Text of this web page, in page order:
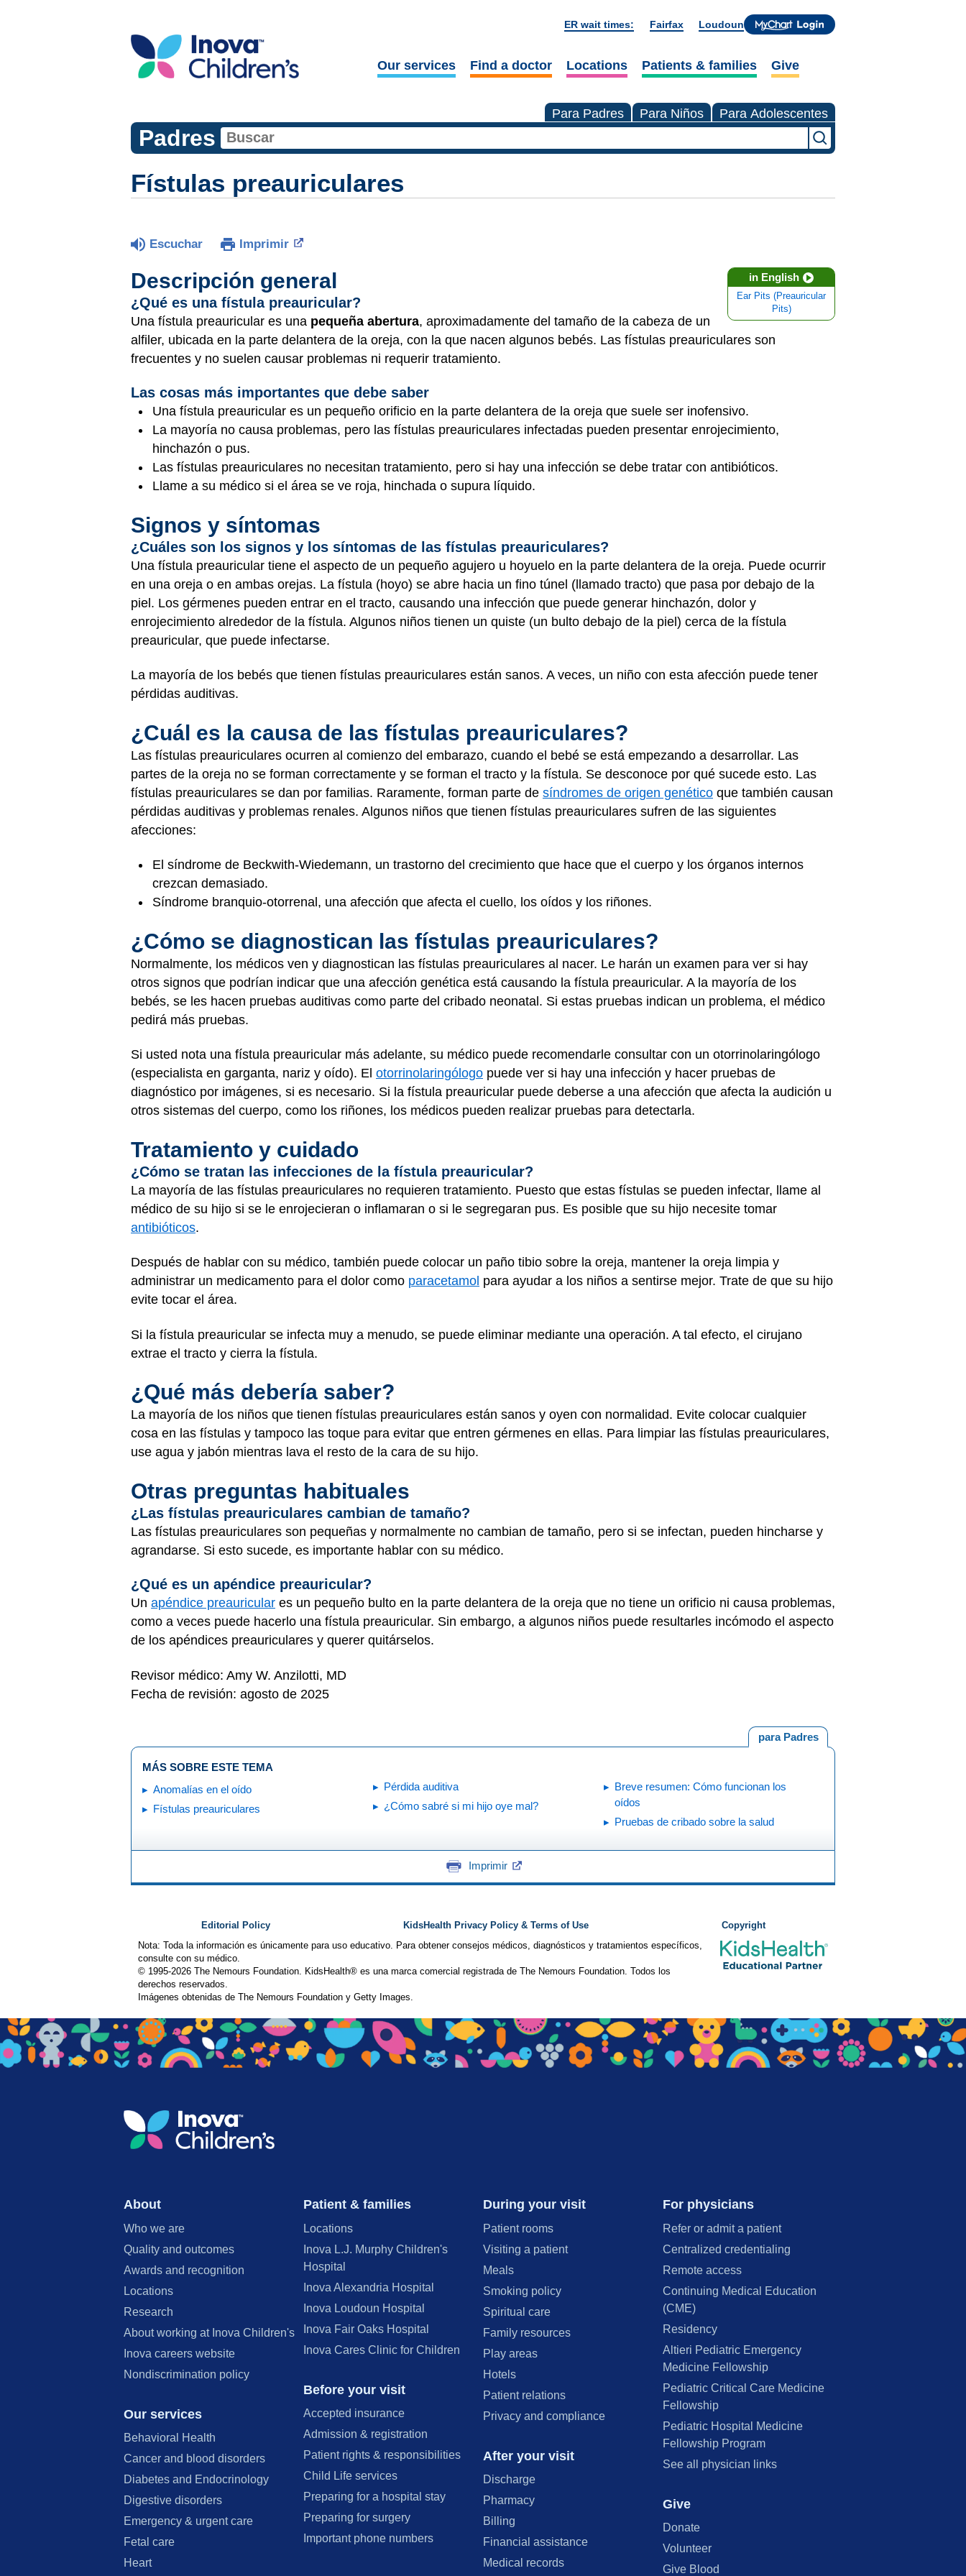
ER wait times: Fairfax Loudoun
Our services Find a doctor Locations Patients & families Give
Para Padres Para Niños Para Adolescentes
Padres
Fístulas preauriculares
Escuchar Imprimir
in English
Ear Pits (Preauricular
Pits)
Descripción general
¿Qué es una fístula preauricular?
Una fístula preauricular es una pequeña abertura, aproximadamente del tamaño de la cabeza de un
alfiler, ubicada en la parte delantera de la oreja, con la que nacen algunos bebés. Las fístulas preauriculares son
frecuentes y no suelen causar problemas ni requerir tratamiento.
Las cosas más importantes que debe saber
Una fístula preauricular es un pequeño orificio en la parte delantera de la oreja que suele ser inofensivo.
La mayoría no causa problemas, pero las fístulas preauriculares infectadas pueden presentar enrojecimiento,
hinchazón o pus.
Las fístulas preauriculares no necesitan tratamiento, pero si hay una infección se debe tratar con antibióticos.
Llame a su médico si el área se ve roja, hinchada o supura líquido.
Signos y síntomas
¿Cuáles son los signos y los síntomas de las fístulas preauriculares?
Una fístula preauricular tiene el aspecto de un pequeño agujero u hoyuelo en la parte delantera de la oreja. Puede ocurrir
en una oreja o en ambas orejas. La fístula (hoyo) se abre hacia un fino túnel (llamado tracto) que pasa por debajo de la
piel. Los gérmenes pueden entrar en el tracto, causando una infección que puede generar hinchazón, dolor y
enrojecimiento alrededor de la fístula. Algunos niños tienen un quiste (un bulto debajo de la piel) cerca de la fístula
preauricular, que puede infectarse.
La mayoría de los bebés que tienen fístulas preauriculares están sanos. A veces, un niño con esta afección puede tener
pérdidas auditivas.
¿Cuál es la causa de las fístulas preauriculares?
Las fístulas preauriculares ocurren al comienzo del embarazo, cuando el bebé se está empezando a desarrollar. Las
partes de la oreja no se forman correctamente y se forman el tracto y la fístula. Se desconoce por qué sucede esto. Las
fístulas preauriculares se dan por familias. Raramente, forman parte de síndromes de origen genético que también causan
pérdidas auditivas y problemas renales. Algunos niños que tienen fístulas preauriculares sufren de las siguientes
afecciones:
El síndrome de Beckwith-Wiedemann, un trastorno del crecimiento que hace que el cuerpo y los órganos internos
crezcan demasiado.
Síndrome branquio-otorrenal, una afección que afecta el cuello, los oídos y los riñones.
¿Cómo se diagnostican las fístulas preauriculares?
Normalmente, los médicos ven y diagnostican las fístulas preauriculares al nacer. Le harán un examen para ver si hay
otros signos que podrían indicar que una afección genética está causando la fístula preauricular. A la mayoría de los
bebés, se les hacen pruebas auditivas como parte del cribado neonatal. Si estas pruebas indican un problema, el médico
pedirá más pruebas.
Si usted nota una fístula preauricular más adelante, su médico puede recomendarle consultar con un otorrinolaringólogo
(especialista en garganta, nariz y oído). El otorrinolaringólogo puede ver si hay una infección y hacer pruebas de
diagnóstico por imágenes, si es necesario. Si la fístula preauricular puede deberse a una afección que afecta la audición u
otros sistemas del cuerpo, como los riñones, los médicos pueden realizar pruebas para detectarla.
Tratamiento y cuidado
¿Cómo se tratan las infecciones de la fístula preauricular?
La mayoría de las fístulas preauriculares no requieren tratamiento. Puesto que estas fístulas se pueden infectar, llame al
médico de su hijo si se le enrojecieran o inflamaran o si le segregaran pus. Es posible que su hijo necesite tomar
antibióticos.
Después de hablar con su médico, también puede colocar un paño tibio sobre la oreja, mantener la oreja limpia y
administrar un medicamento para el dolor como paracetamol para ayudar a los niños a sentirse mejor. Trate de que su hijo
evite tocar el área.
Si la fístula preauricular se infecta muy a menudo, se puede eliminar mediante una operación. A tal efecto, el cirujano
extrae el tracto y cierra la fístula.
¿Qué más debería saber?
La mayoría de los niños que tienen fístulas preauriculares están sanos y oyen con normalidad. Evite colocar cualquier
cosa en las fístulas y tampoco las toque para evitar que entren gérmenes en ellas. Para limpiar las fístulas preauriculares,
use agua y jabón mientras lava el resto de la cara de su hijo.
Otras preguntas habituales
¿Las fístulas preauriculares cambian de tamaño?
Las fístulas preauriculares son pequeñas y normalmente no cambian de tamaño, pero si se infectan, pueden hincharse y
agrandarse. Si esto sucede, es importante hablar con su médico.
¿Qué es un apéndice preauricular?
Un apéndice preauricular es un pequeño bulto en la parte delantera de la oreja que no tiene un orificio ni causa problemas,
como a veces puede hacerlo una fístula preauricular. Sin embargo, a algunos niños puede resultarles incómodo el aspecto
de los apéndices preauriculares y querer quitárselos.
Revisor médico: Amy W. Anzilotti, MD
Fecha de revisión: agosto de 2025
para Padres
MÁS SOBRE ESTE TEMA
Anomalías en el oído
Fístulas preauriculares
Pérdida auditiva
¿Cómo sabré si mi hijo oye mal?
Breve resumen: Cómo funcionan los
oídos
Pruebas de cribado sobre la salud
Imprimir
Editorial Policy KidsHealth Privacy Policy & Terms of Use
Copyright
Nota: Toda la información es únicamente para uso educativo. Para obtener consejos médicos, diagnósticos y tratamientos específicos,
consulte con su médico.
© 1995-2026 The Nemours Foundation. KidsHealth® es una marca comercial registrada de The Nemours Foundation. Todos los
derechos reservados.
Imágenes obtenidas de The Nemours Foundation y Getty Images.
About
Who we are
Quality and outcomes
Awards and recognition
Locations
Research
About working at Inova Children's
Inova careers website
Nondiscrimination policy
Our services
Behavioral Health
Cancer and blood disorders
Diabetes and Endocrinology
Digestive disorders
Emergency & urgent care
Fetal care
Heart
Patient & families
Locations
Inova L.J. Murphy Children's
Hospital
Inova Alexandria Hospital
Inova Loudoun Hospital
Inova Fair Oaks Hospital
Inova Cares Clinic for Children
Before your visit
Accepted insurance
Admission & registration
Patient rights & responsibilities
Child Life services
Preparing for a hospital stay
Preparing for surgery
Important phone numbers
During your visit
Patient rooms
Visiting a patient
Meals
Smoking policy
Spiritual care
Family resources
Play areas
Hotels
Patient relations
Privacy and compliance
After your visit
Discharge
Pharmacy
Billing
Financial assistance
Medical records
For physicians
Refer or admit a patient
Centralized credentialing
Remote access
Continuing Medical Education
(CME)
Residency
Altieri Pediatric Emergency
Medicine Fellowship
Pediatric Critical Care Medicine
Fellowship
Pediatric Hospital Medicine
Fellowship Program
See all physician links
Give
Donate
Volunteer
Give Blood